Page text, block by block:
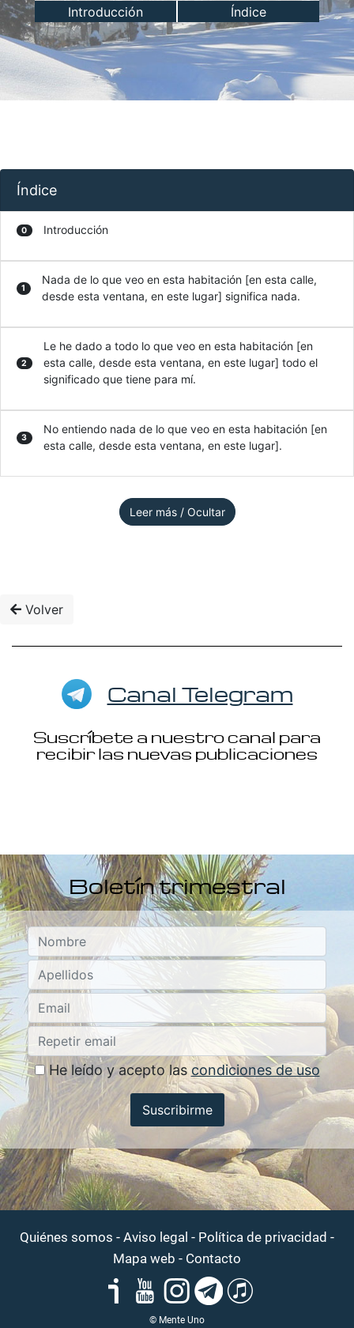
Introducción Índice
Índice
0 Introducción
1
Nada de lo que veo en esta habitación [en esta calle,
desde esta ventana, en este lugar] significa nada.
2
Le he dado a todo lo que veo en esta habitación [en
esta calle, desde esta ventana, en este lugar] todo el
significado que tiene para mí.
3
No entiendo nada de lo que veo en esta habitación [en
esta calle, desde esta ventana, en este lugar].
Leer más / Ocultar
Volver
Canal Telegram
Suscríbete a nuestro canal para
recibir las nuevas publicaciones
Boletín trimestral
He leído y acepto las condiciones de uso
Suscribirme
Quiénes somos - Aviso legal - Política de privacidad -
Mapa web - Contacto
© Mente Uno